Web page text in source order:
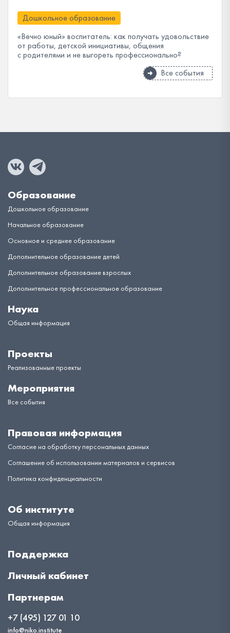
Дошкольное образование
«Вечно юный» воспитатель: как получать удовольствие
от работы, детской инициативы, общения
с родителями и не выгореть профессионально?
Все события
Образование
Дошкольное образование
Начальное образование
Основное и среднее образование
Дополнительное образование детей
Дополнительное образование взрослых
Дополнительное профессиональное образование
Наука
Общая информация
Проекты
Реализованные проекты
Мероприятия
Все события
Правовая информация
Согласие на обработку персональных данных
Соглашение об использовании материалов и сервисов
Политика конфиденциальности
Об институте
Общая информация
Поддержка
Личный кабинет
Партнерам
+7 (495) 127 01 10
info@niko.institute